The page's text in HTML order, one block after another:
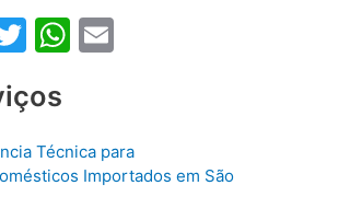
T
itt
er
W
s
A
l
Técnica para
Importados em São